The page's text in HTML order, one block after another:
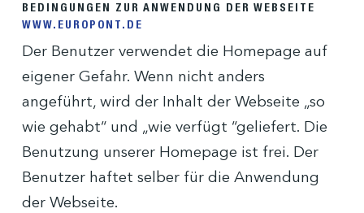
BEDINGUNGEN ZUR ANWENDUNG DER WEBSEITE
WWW.EUROPONT.DE
Der Benutzer verwendet die Homepage auf
eigener Gefahr. Wenn nicht anders
angeführt, wird der Inhalt der Webseite „so
wie gehabt“ und „wie verfügt “geliefert. Die
Benutzung unserer Homepage ist frei. Der
Benutzer haftet selber für die Anwendung
der Webseite.